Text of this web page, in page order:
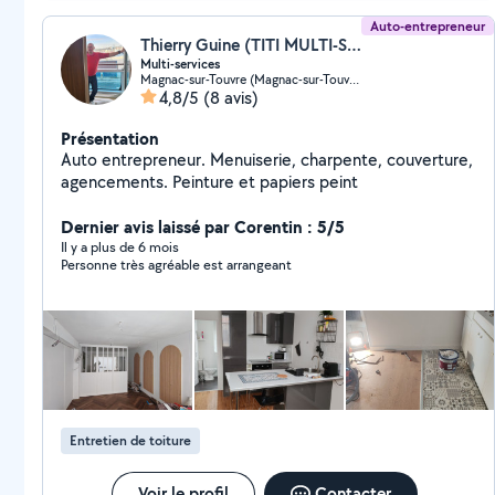
Auto-entrepreneur
Thierry Guine (TITI MULTI-SERVICE)
Multi-services
Magnac-sur-Touvre (Magnac-sur-Touvre)
4,8/5 (8 avis)
Présentation
Auto entrepreneur. Menuiserie, charpente, couverture,
agencements. Peinture et papiers peint
Dernier avis laissé par Corentin : 5/5
Il y a plus de 6 mois
Personne très agréable est arrangeant
Entretien de toiture